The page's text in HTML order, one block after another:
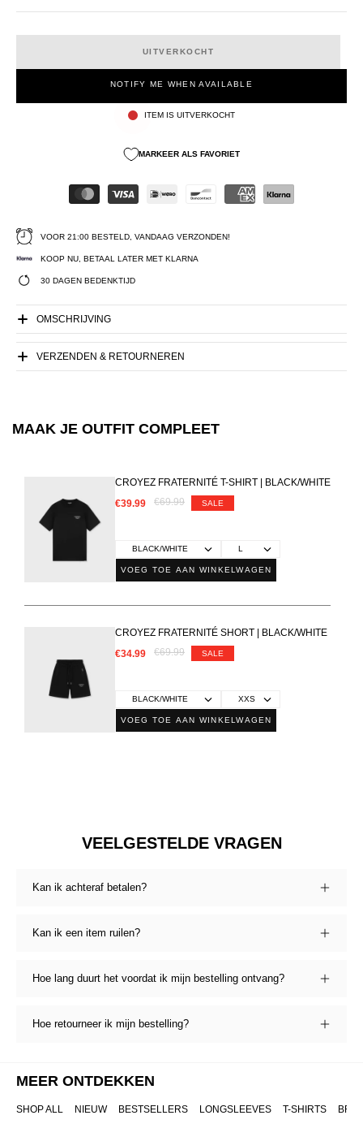
UITVERKOCHT
NOTIFY ME WHEN AVAILABLE
ITEM IS UITVERKOCHT
MARKEER ALS FAVORIET
VOOR 21:00 BESTELD, VANDAAG VERZONDEN!
KOOP NU, BETAAL LATER MET KLARNA
30 DAGEN BEDENKTIJD
OMSCHRIJVING
VERZENDEN & RETOURNEREN
MAAK JE OUTFIT COMPLEET
CROYEZ FRATERNITÉ T-SHIRT | BLACK/WHITE
€39.99
€69.99 SALE
VOEG TOE AAN WINKELWAGEN
CROYEZ FRATERNITÉ SHORT | BLACK/WHITE
€34.99
€69.99 SALE
VOEG TOE AAN WINKELWAGEN
VEELGESTELDE VRAGEN
Kan ik achteraf betalen?
Kan ik een item ruilen?
Hoe lang duurt het voordat ik mijn bestelling ontvang?
Hoe retourneer ik mijn bestelling?
MEER ONTDEKKEN
SHOP ALL NIEUW BESTSELLERS LONGSLEEVES T-SHIRTS